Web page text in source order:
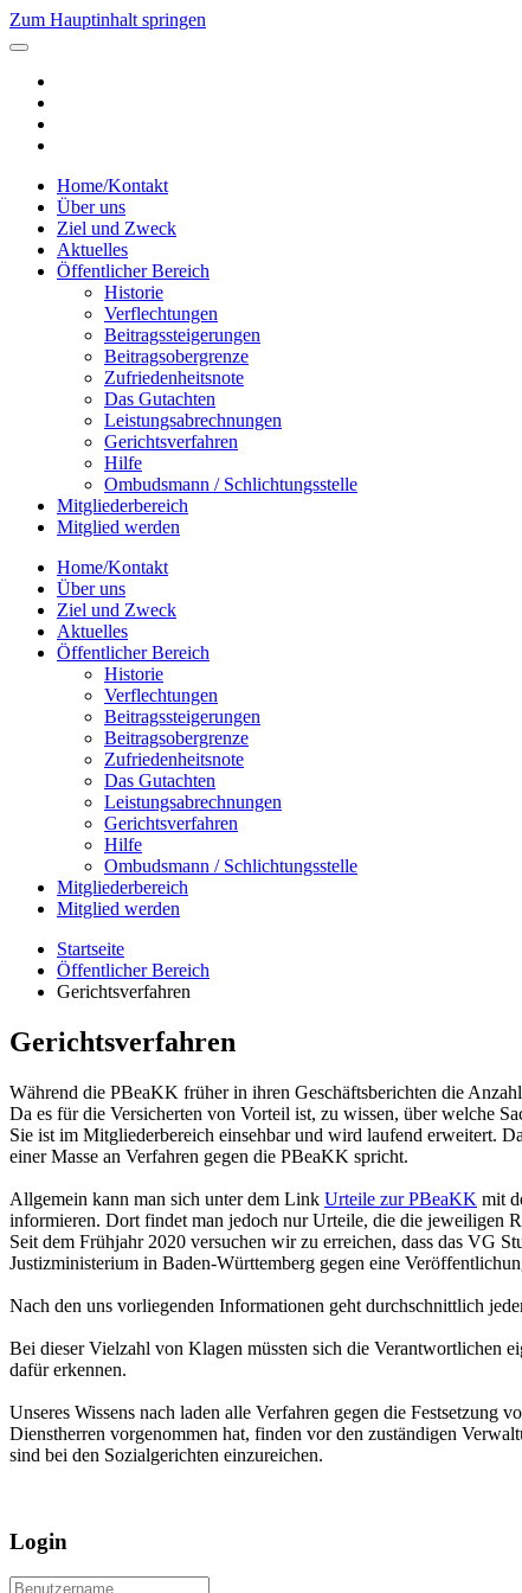
Zum Hauptinhalt springen
Home/Kontakt
Über uns
Ziel und Zweck
Aktuelles
Öffentlicher Bereich
Historie
Verflechtungen
Beitragssteigerungen
Beitragsobergrenze
Zufriedenheitsnote
Das Gutachten
Leistungsabrechnungen
Gerichtsverfahren
Hilfe
Ombudsmann / Schlichtungsstelle
Mitgliederbereich
Mitglied werden
Home/Kontakt
Über uns
Ziel und Zweck
Aktuelles
Öffentlicher Bereich
Historie
Verflechtungen
Beitragssteigerungen
Beitragsobergrenze
Zufriedenheitsnote
Das Gutachten
Leistungsabrechnungen
Gerichtsverfahren
Hilfe
Ombudsmann / Schlichtungsstelle
Mitgliederbereich
Mitglied werden
Startseite
Öffentlicher Bereich
Gerichtsverfahren
Gerichtsverfahren
Während die PBeaKK früher in ihren Geschäftsberichten die
Da es für die Versicherten von Vorteil ist, zu wissen, über welche
Sie ist im Mitgliederbereich einsehbar und wird laufend erweitert.
einer Masse an Verfahren gegen die PBeaKK spricht.
Allgemein kann man sich unter dem Link Urteile zur PBeaKK mit
informieren. Dort findet man jedoch nur Urteile, die die jeweiligen
Seit dem Frühjahr 2020 versuchen wir zu erreichen, dass das VG
Justizministerium in Baden-Württemberg gegen eine
Nach den uns vorliegenden Informationen geht durchschnittlich
Bei dieser Vielzahl von Klagen müssten sich die Verantwortlichen
dafür erkennen.
Unseres Wissens nach laden alle Verfahren gegen die
Dienstherren vorgenommen hat, finden vor den zuständigen
sind bei den Sozialgerichten einzureichen.
Login